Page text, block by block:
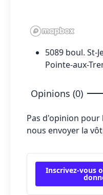
5089 boul. St-
Pointe-aux-
Opinions (0)
Pas d'opinion
nous envoyer la
Inscrivez-vous